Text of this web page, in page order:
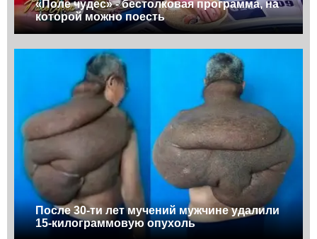
«Поле чудес» - бестолковая программа, на
которой можно поесть
После 30-ти лет мучений мужчине удалили
15-килограммовую опухоль